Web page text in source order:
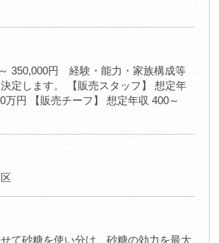
350,000円 経験・能力・家族構成等
定します。 【販売スタッフ】 想定年
万円 【販売チーフ】 想定年収 400～
て砂糖を使い分け、砂糖の効力を最大